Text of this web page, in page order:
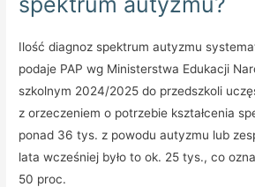
Ilość diagnoz spektrum autyzmu
podaje PAP wg Ministerstwa Edukacji
szkolnym 2024/2025 do przedszkoli
z orzeczeniem o potrzebie kształcenia
ponad 36 tys. z powodu autyzmu lub
lata wcześniej było to ok. 25 tys., co
50 proc.